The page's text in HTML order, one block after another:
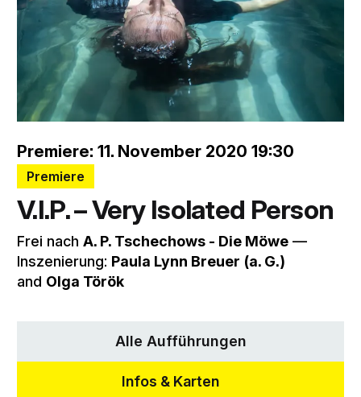
Premiere: 11. November 2020 19:30
Premiere
V.I.P. – Very Isolated Person
Frei nachA. P. Tschechows - Die Möwe ––
Inszenierung: Paula Lynn Breuer (a. G.)
and Olga Török
Alle Aufführungen
Infos & Karten